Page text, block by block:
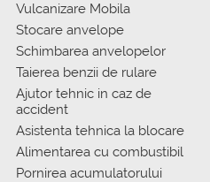
Vulcanizare Mobila
Stocare anvelope
Schimbarea anvelopelor
Taierea benzii de rulare
Ajutor tehnic in caz de
accident
Asistenta tehnica la blocare
Alimentarea cu combustibil
Pornirea acumulatorului